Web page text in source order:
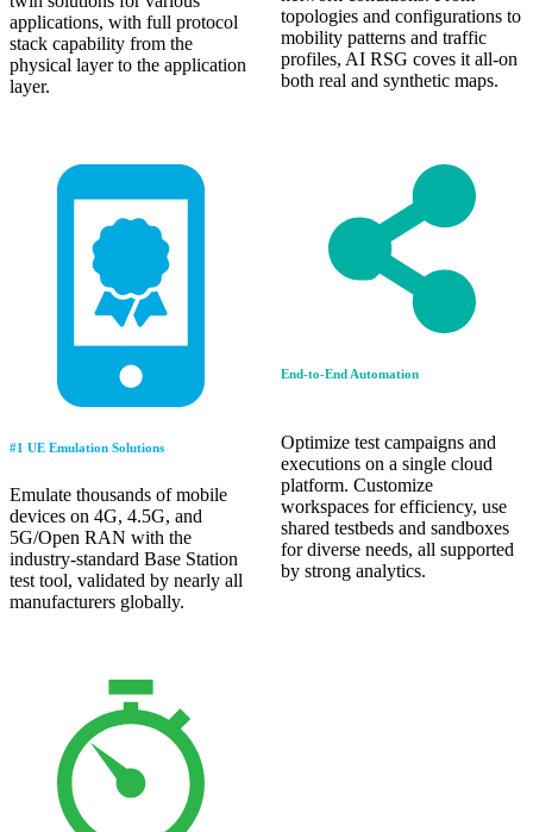
applications, with full protocol
stack capability from the
physical layer to the application
layer.
topologies and configurations to
mobility patterns and traffic
profiles, AI RSG coves it all-on
both real and synthetic maps.
#1 UE Emulation Solutions
Emulate thousands of mobile
devices on 4G, 4.5G, and
5G/Open RAN with the
industry-standard Base Station
test tool, validated by nearly all
manufacturers globally.
End-to-End Automation
Optimize test campaigns and
executions on a single cloud
platform. Customize
workspaces for efficiency, use
shared testbeds and sandboxes
for diverse needs, all supported
by strong analytics.